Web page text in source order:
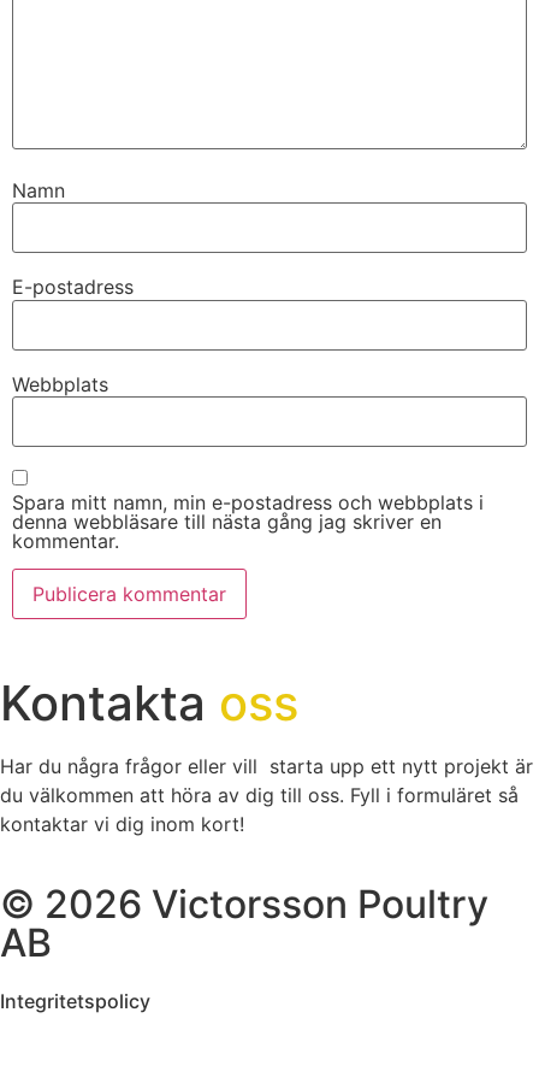
Namn
E-postadress
Webbplats
Spara mitt namn, min e-postadress och webbplats i
denna webbläsare till nästa gång jag skriver en
kommentar.
Kontakta oss
Har du några frågor eller vill starta upp ett nytt projekt är
du välkommen att höra av dig till oss. Fyll i formuläret så
kontaktar vi dig inom kort!
© 2026 Victorsson Poultry
AB
Integritetspolicy